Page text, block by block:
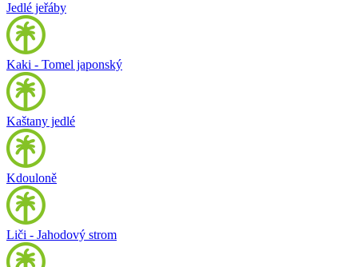
Jedlé jeřáby
Kaki - Tomel japonský
Kaštany jedlé
Kdouloně
Liči - Jahodový strom